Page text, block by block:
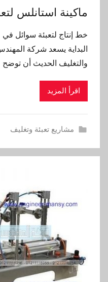
ماكينة استانلس
خط إنتاج لتعبئة سوائل
البداية يسعد شركة
والتغليف الحديث أن توضح
اقرأ المزيد
مشاريع تعبئة وتغليف